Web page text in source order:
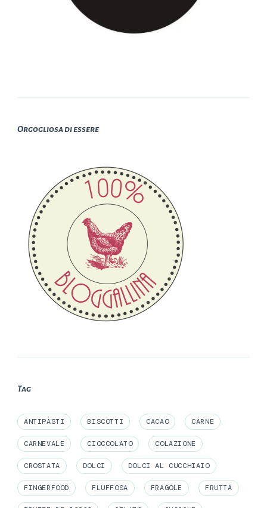
Orgogliosa di essere
Tag
ANTIPASTI BISCOTTI CACAO CARNE
CARNEVALE CIOCCOLATO COLAZIONE
CROSTATA DOLCI DOLCI AL CUCCHIAIO
FINGERFOOD FLUFFOSA FRAGOLE FRUTTA